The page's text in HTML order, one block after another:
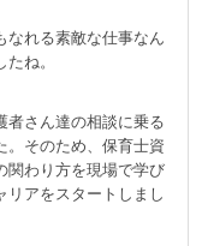
なれる素敵な仕事なん
ね。
者さん達の相談に乗る
そのため、保育士資
関わり方を現場で学び
リアをスタートしまし